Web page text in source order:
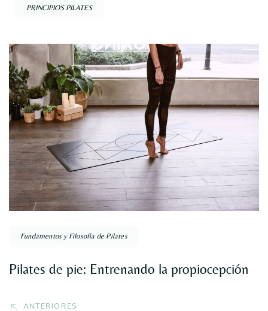
PRINCIPIOS PILATES
Navegación
por
entradas
Fundamentos y Filosofía de Pilates
Pilates de pie: Entrenando la propiocepción
ANTERIORES